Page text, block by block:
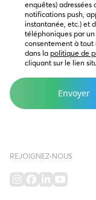
enquêtes) adressées
notifications push,
instantanée, etc.) et
téléphoniques par
consentement à tout
dans la politique de
cliquant sur le lien
REJOIGNEZ-NOUS